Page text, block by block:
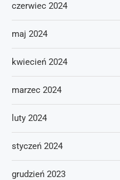
czerwiec 2024
maj 2024
kwiecień 2024
marzec 2024
luty 2024
styczeń 2024
grudzień 2023